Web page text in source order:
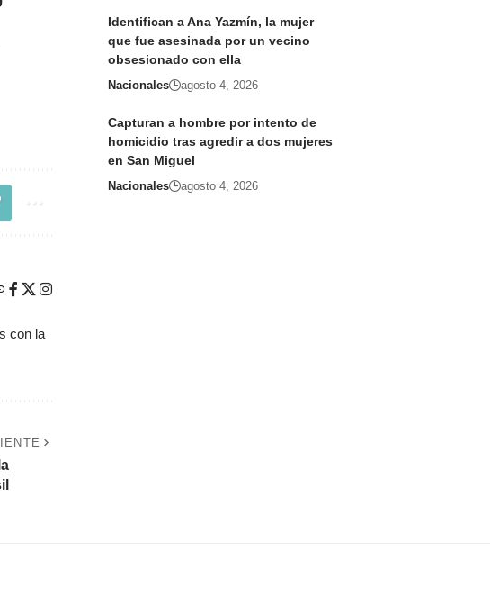
con la
Identifican a Ana Yazmín, la mujer
que fue asesinada por un vecino
obsesionado con ella
Nacionales agosto 4, 2026
Capturan a hombre por intento de
homicidio tras agredir a dos mujeres
en San Miguel
Nacionales agosto 4, 2026